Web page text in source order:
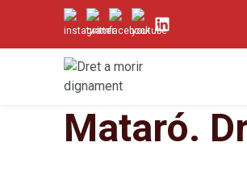
Mataró.